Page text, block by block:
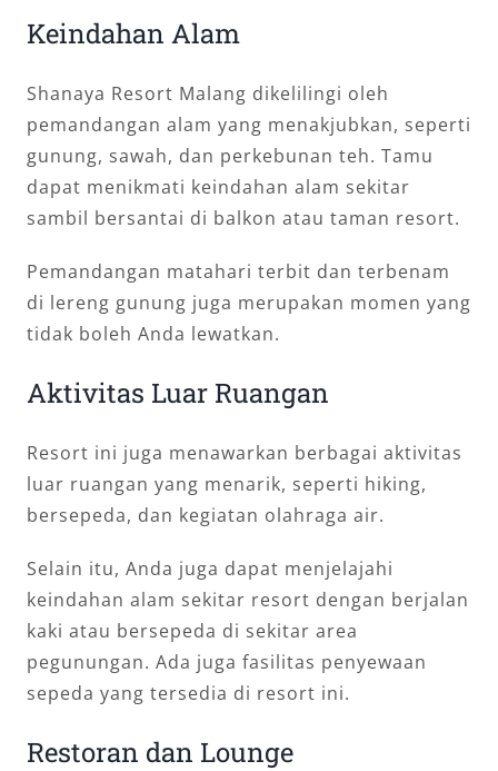
Keindahan Alam
Shanaya Resort Malang dikelilingi oleh
pemandangan alam yang menakjubkan, seperti
gunung, sawah, dan perkebunan teh. Tamu
dapat menikmati keindahan alam sekitar
sambil bersantai di balkon atau taman resort.
Pemandangan matahari terbit dan terbenam
di lereng gunung juga merupakan momen yang
tidak boleh Anda lewatkan.
Aktivitas Luar Ruangan
Resort ini juga menawarkan berbagai aktivitas
luar ruangan yang menarik, seperti hiking,
bersepeda, dan kegiatan olahraga air.
Selain itu, Anda juga dapat menjelajahi
keindahan alam sekitar resort dengan berjalan
kaki atau bersepeda di sekitar area
pegunungan. Ada juga fasilitas penyewaan
sepeda yang tersedia di resort ini.
Restoran dan Lounge